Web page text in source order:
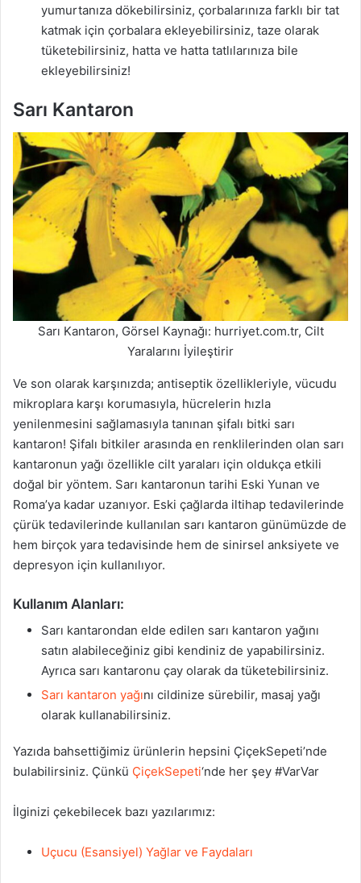
yumurtanıza dökebilirsiniz, çorbalarınıza farklı bir tat
katmak için çorbalara ekleyebilirsiniz, taze olarak
tüketebilirsiniz, hatta ve hatta tatlılarınıza bile
ekleyebilirsiniz!
Sarı Kantaron
Sarı Kantaron, Görsel Kaynağı: hurriyet.com.tr, Cilt
Yaralarını İyileştirir
Ve son olarak karşınızda; antiseptik özellikleriyle, vücudu
mikroplara karşı korumasıyla, hücrelerin hızla
yenilenmesini sağlamasıyla tanınan şifalı bitki sarı
kantaron! Şifalı bitkiler arasında en renklilerinden olan sarı
kantaronun yağı özellikle cilt yaraları için oldukça etkili
doğal bir yöntem. Sarı kantaronun tarihi Eski Yunan ve
Roma’ya kadar uzanıyor. Eski çağlarda iltihap tedavilerinde
çürük tedavilerinde kullanılan sarı kantaron günümüzde de
hem birçok yara tedavisinde hem de sinirsel anksiyete ve
depresyon için kullanılıyor.
Kullanım Alanları:
Sarı kantarondan elde edilen sarı kantaron yağını
satın alabileceğiniz gibi kendiniz de yapabilirsiniz.
Ayrıca sarı kantaronu çay olarak da tüketebilirsiniz.
Sarı kantaron yağını cildinize sürebilir, masaj yağı
olarak kullanabilirsiniz.
Yazıda bahsettiğimiz ürünlerin hepsini ÇiçekSepeti’nde
bulabilirsiniz. Çünkü ÇiçekSepeti‘nde her şey #VarVar
İlginizi çekebilecek bazı yazılarımız:
Uçucu (Esansiyel) Yağlar ve Faydaları